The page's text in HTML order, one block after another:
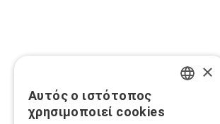
×
Αυτός ο ιστότοπος
χρησιμοποιεί cookies